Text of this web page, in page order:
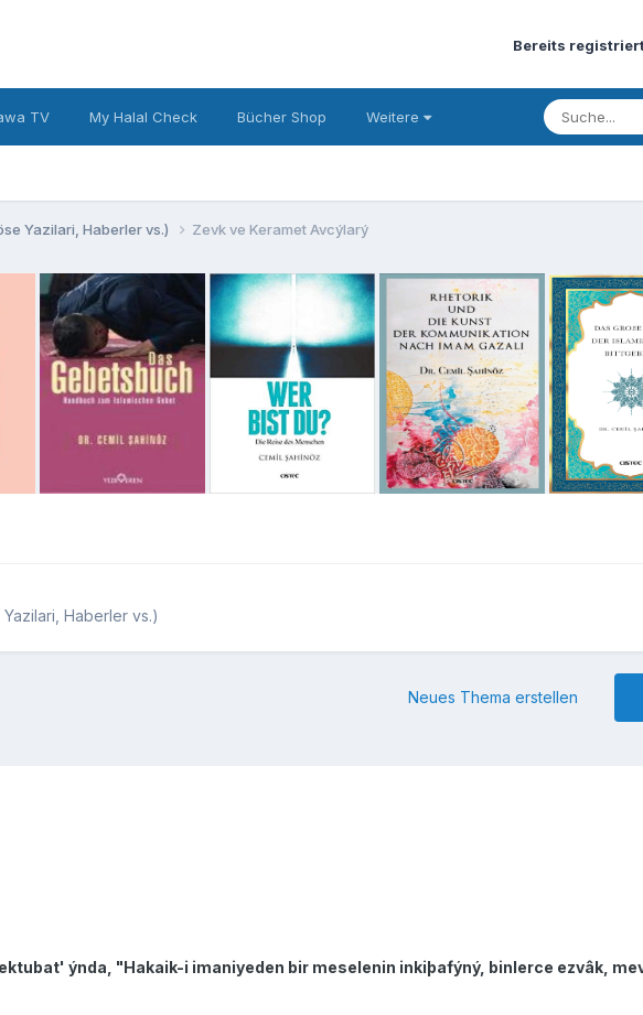
Bereits
TV My Halal Check Bücher Shop Weitere
Yazilari, Haberler vs.) Zevk ve Keramet Avcýlarý
Haberler vs.)
Neues Thema erstellen
ýnda, "Hakaik-i imaniyeden bir meselenin inkiþafýný, binlerce ezvâk,